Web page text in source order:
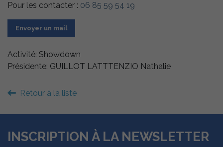
Pour les contacter : 06 85 59 54 19
Envoyer un mail
Activité: Showdown
Présidente: GUILLOT LATTTENZIO Nathalie
Retour à la liste
INSCRIPTION À LA NEWSLETTER